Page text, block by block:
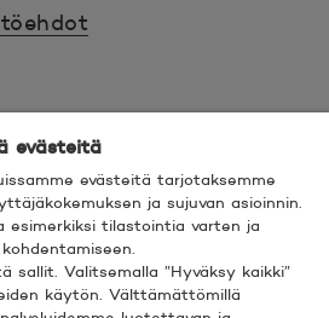
Hevosenkenkä 3, 02600
evästeitä
evästeitä tarjotaksemme
ja sujuvan asioinnin.
esimerkiksi tilastointia varten ja
sallit. Valitsemalla ”Hyväksy kaikki”
käytön. Välttämättömillä